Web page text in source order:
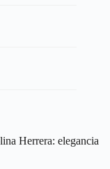
Herrera: elegancia